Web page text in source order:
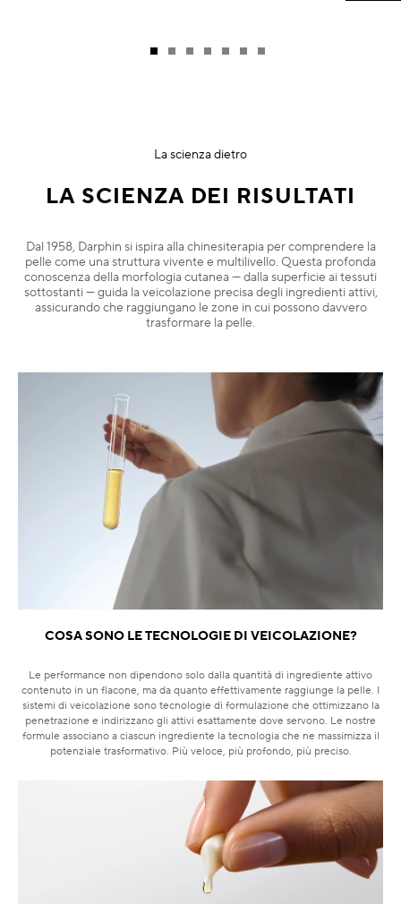
La scienza dietro
LA SCIENZA DEI RISULTATI
Dal 1958, Darphin si ispira alla chinesiterapia per comprendere la
pelle come una struttura vivente e multilivello. Questa profonda
conoscenza della morfologia cutanea — dalla superficie ai tessuti
sottostanti — guida la veicolazione precisa degli ingredienti attivi,
assicurando che raggiungano le zone in cui possono davvero
trasformare la pelle.
COSA SONO LE TECNOLOGIE DI VEICOLAZIONE?
Le performance non dipendono solo dalla quantità di ingrediente attivo
contenuto in un flacone, ma da quanto effettivamente raggiunge la pelle. I
sistemi di veicolazione sono tecnologie di formulazione che ottimizzano la
penetrazione e indirizzano gli attivi esattamente dove servono. Le nostre
formule associano a ciascun ingrediente la tecnologia che ne massimizza il
potenziale trasformativo. Più veloce, più profondo, più preciso.